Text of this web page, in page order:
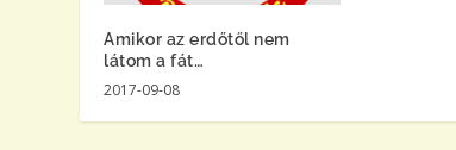
Amikor az erdőtől nem
látom a fát…
2017-09-08